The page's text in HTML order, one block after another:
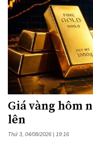
Giá vàng hôm
lên
Thứ 3, 04/08/2026 | 19:16